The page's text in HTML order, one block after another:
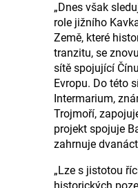
„Dnes však
role jižního
Země, které
tranzitu, se
sítě spojující
Evropu. Do této
Intermarium,
Trojmoří,
projekt spojuje
zahrnuje
„Lze s jistotou